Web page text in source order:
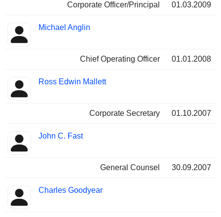
Corporate Officer/Principal 01.03.2009
Michael Anglin
Chief Operating Officer 01.01.2008
Ross Edwin Mallett
Corporate Secretary 01.10.2007
John C. Fast
General Counsel 30.09.2007
Charles Goodyear